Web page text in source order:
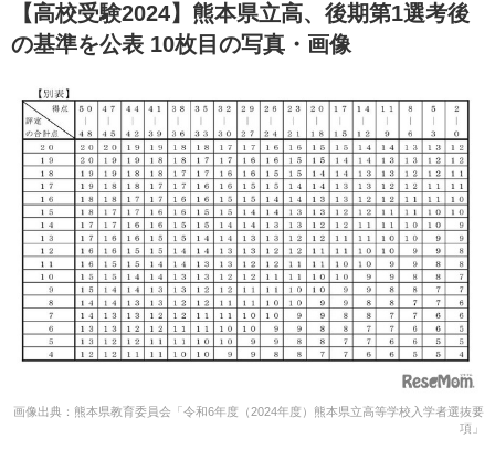
【高校受験2024】熊本県立高、後期第1選考後
の基準を公表 10枚目の写真・画像
画像出典：熊本県教育委員会「令和6年度（2024年度）熊本県立高等学校入学者選抜要
項」